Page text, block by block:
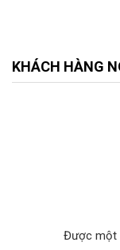
KHÁCH HÀNG
Được một